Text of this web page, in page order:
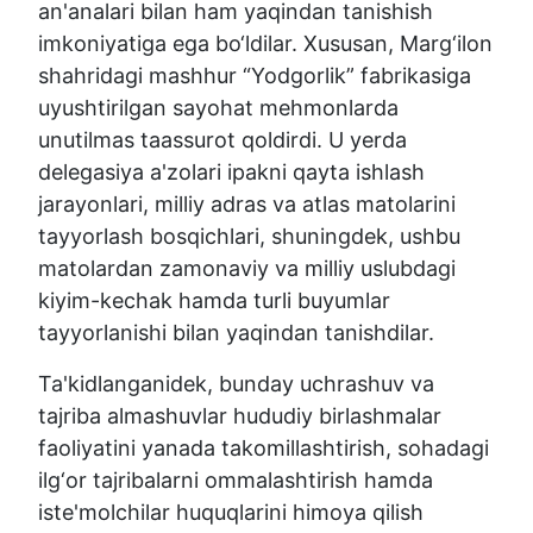
an'analari bilan ham yaqindan tanishish
imkoniyatiga ega bo‘ldilar. Xususan, Marg‘ilon
shahridagi mashhur “Yodgorlik” fabrikasiga
uyushtirilgan sayohat mehmonlarda
unutilmas taassurot qoldirdi. U yerda
delegasiya a'zolari ipakni qayta ishlash
jarayonlari, milliy adras va atlas matolarini
tayyorlash bosqichlari, shuningdek, ushbu
matolardan zamonaviy va milliy uslubdagi
kiyim-kechak hamda turli buyumlar
tayyorlanishi bilan yaqindan tanishdilar.
Ta'kidlanganidek, bunday uchrashuv va
tajriba almashuvlar hududiy birlashmalar
faoliyatini yanada takomillashtirish, sohadagi
ilg‘or tajribalarni ommalashtirish hamda
iste'molchilar huquqlarini himoya qilish